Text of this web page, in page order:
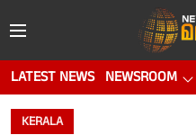
LATEST NEWS NEWSROOM
KERALA